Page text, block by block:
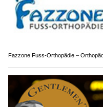
Fazzone Fuss-Orthopädie –